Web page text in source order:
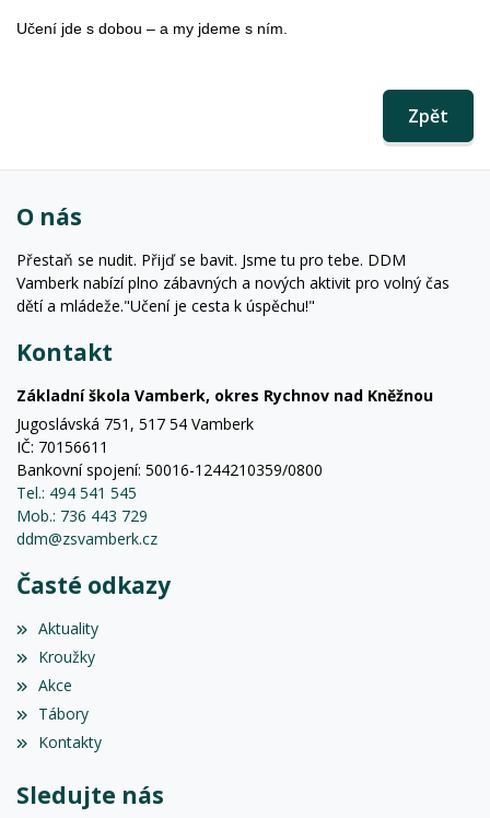
Učení jde s dobou – a my jdeme s ním.
Zpět
O nás
Přestaň se nudit. Přijď se bavit. Jsme tu pro tebe. DDM
Vamberk nabízí plno zábavných a nových aktivit pro volný čas
dětí a mládeže."Učení je cesta k úspěchu!"
Kontakt
Základní škola Vamberk, okres Rychnov nad Kněžnou
Jugoslávská 751, 517 54 Vamberk
IČ: 70156611
Bankovní spojení: 50016-1244210359/0800
Tel.: 494 541 545
Mob.: 736 443 729
ddm@zsvamberk.cz
Časté odkazy
Aktuality
Kroužky
Akce
Tábory
Kontakty
Sledujte nás